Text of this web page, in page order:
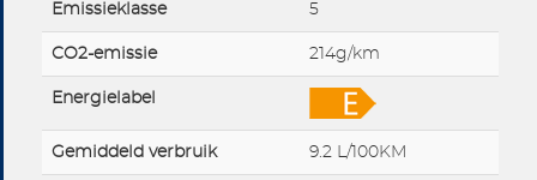
Emissieklasse 5
CO2-emissie 214g/km
Energielabel
Gemiddeld verbruik 9.2 L/100KM